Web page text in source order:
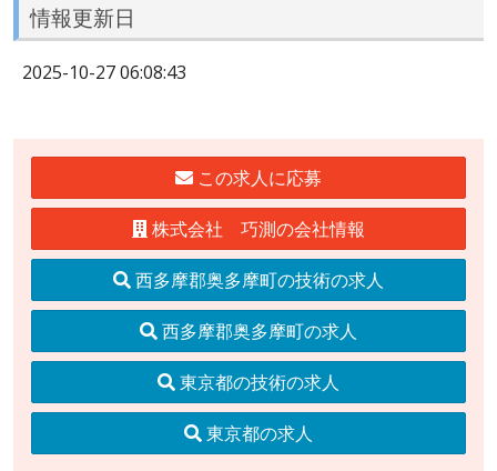
情報更新日
2025-10-27 06:08:43
この求人に応募
株式会社 巧測の会社情報
西多摩郡奥多摩町の技術の求人
西多摩郡奥多摩町の求人
東京都の技術の求人
東京都の求人